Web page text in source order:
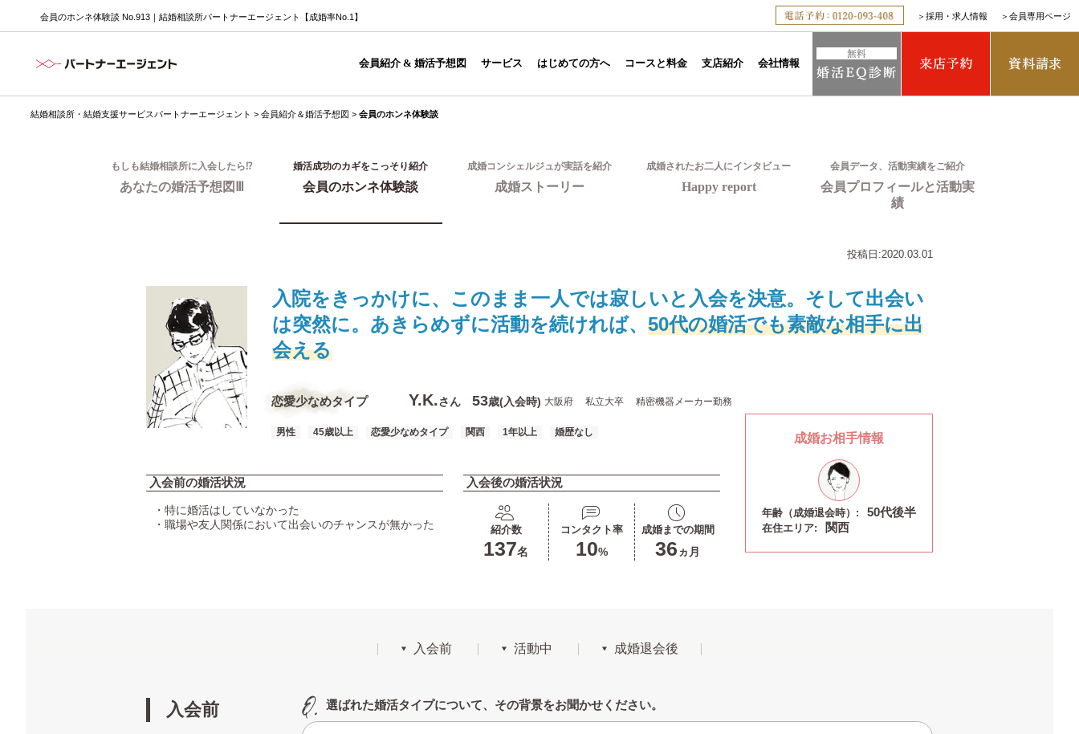
会員のホンネ体験談 No.913｜結婚相談所パートナーエージェント【成婚率No.1】 ＞ 採用・求人情報 ＞ 会員専用ページ
会員紹介 & 婚活予想図 サービス はじめての方へ コースと料金 支店紹介 会社情報
結婚相談所・結婚支援サービスパートナーエージェント > 会員紹介＆婚活予想図 > 会員のホンネ体験談
もしも結婚相談所に入会したら⁉
あなたの婚活予想図Ⅲ
婚活成功のカギをこっそり紹介
会員のホンネ体験談
成婚コンシェルジュが実話を紹介
成婚ストーリー
成婚されたお二人にインタビュー
Happy report
会員データ、活動実績をご紹介
会員プロフィールと活動実
績
投稿日:2020.03.01
入院をきっかけに、このまま一人では寂しいと入会を決意。そして出会い
は突然に。あきらめずに活動を続ければ、 50代の婚活でも素敵な相手に出
会える
恋愛少なめタイプ Y.K.さん 53歳(入会時) 大阪府 私立大卒 精密機器メーカー勤務
男性 45歳以上 恋愛少なめタイプ 関西 1年以上 婚歴なし
入会前の婚活状況
・特に婚活はしていなかった
・職場や友人関係において出会いのチャンスが無かった
入会後の婚活状況
紹介数
137名
コンタクト率
10%
成婚までの期間
36 ヵ月
成婚お相手情報
年齢（成婚退会時）: 50代後半
在住エリア: 関西
入会前 活動中 成婚退会後
入会前 選ばれた婚活タイプについて、その背景をお聞かせください。